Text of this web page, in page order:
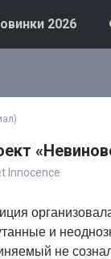
2026
Innocence
и
не